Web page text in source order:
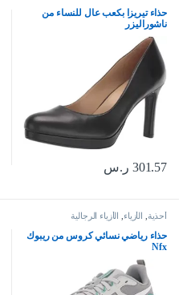
حذاء تيريزا بكعب عال للنساء من
ناشوراليزر
301.57 ر.س
أحذية الأزياء الأزياء الرجالية
حذاء رياضي نسائي كروس من ريبوك
Nfx